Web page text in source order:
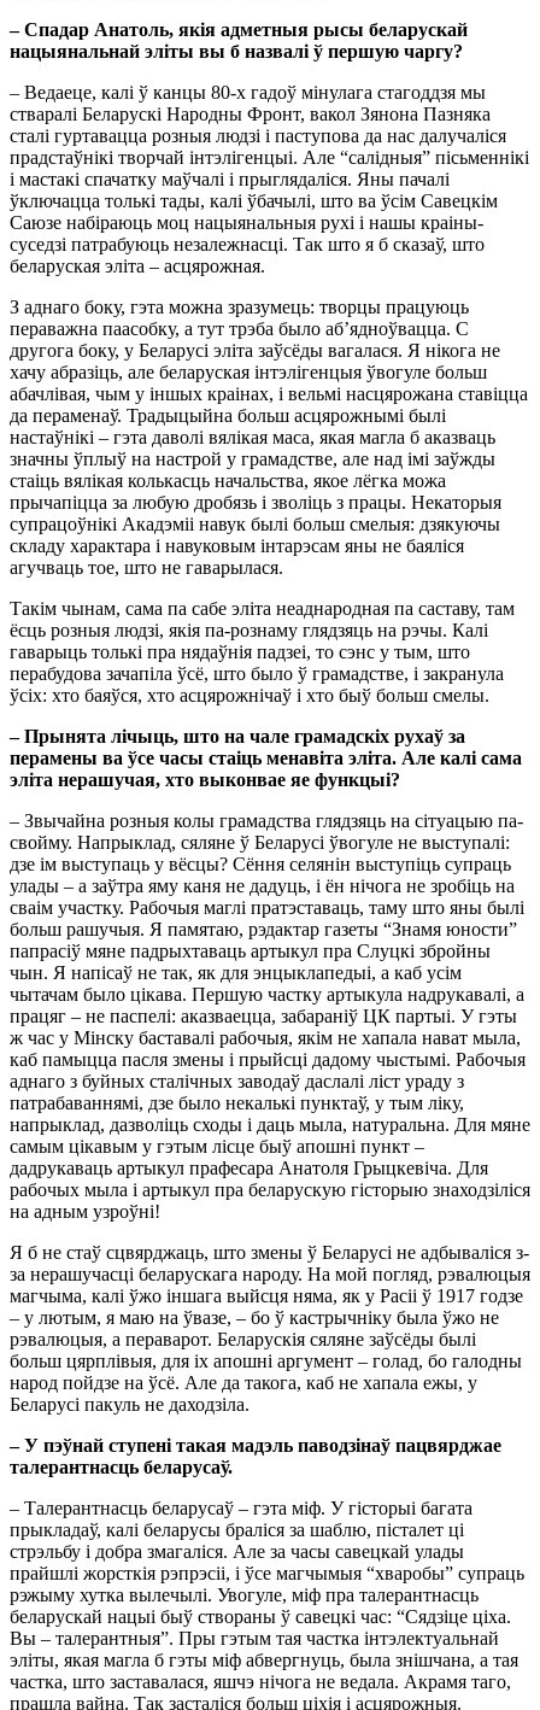
– Спадар Анатоль, якія адметныя рысы беларускай
нацыянальнай эліты вы б назвалі ў першую чаргу?
– Ведаеце, калі ў канцы 80-х гадоў мінулага стагоддзя мы
стваралі Беларускі Народны Фронт, вакол Зянона Пазняка
сталі гуртавацца розныя людзі і паступова да нас далучаліся
прадстаўнікі творчай інтэлігенцыі. Але “салідныя” пісьменнікі
і мастакі спачатку маўчалі і прыглядаліся. Яны пачалі
ўключацца толькі тады, калі ўбачылі, што ва ўсім Савецкім
Саюзе набіраюць моц нацыянальныя рухі і нашы краіны-
суседзі патрабуюць незалежнасці. Так што я б сказаў, што
беларуская эліта – асцярожная.
З аднаго боку, гэта можна зразумець: творцы працуюць
пераважна паасобку, а тут трэба было аб’ядноўвацца. С
другога боку, у Беларусі эліта заўсёды вагалася. Я нікога не
хачу абразіць, але беларуская інтэлігенцыя ўвогуле больш
абачлівая, чым у іншых краінах, і вельмі насцярожана ставіцца
да пераменаў. Традыцыйна больш асцярожнымі былі
настаўнікі – гэта даволі вялікая маса, якая магла б аказваць
значны ўплыў на настрой у грамадстве, але над імі заўжды
стаіць вялікая колькасць начальства, якое лёгка можа
прычапіцца за любую дробязь і зволіць з працы. Некаторыя
супрацоўнікі Акадэміі навук былі больш смелыя: дзякуючы
складу характара і навуковым інтарэсам яны не баяліся
агучваць тое, што не гаварылася.
Такім чынам, сама па сабе эліта неаднародная па саставу, там
ёсць розныя людзі, якія па-рознаму глядзяць на рэчы. Калі
гаварыць толькі пра нядаўнія падзеі, то сэнс у тым, што
перабудова зачапіла ўсё, што было ў грамадстве, і закранула
ўсіх: хто баяўся, хто асцярожнічаў і хто быў больш смелы.
– Прынята лічыць, што на чале грамадскіх рухаў за
перамены ва ўсе часы стаіць менавіта эліта. Але калі сама
эліта нерашучая, хто выконвае яе функцыі?
– Звычайна розныя колы грамадства глядзяць на сітуацыю па-
свойму. Напрыклад, сяляне ў Беларусі ўвогуле не выступалі:
дзе ім выступаць у вёсцы? Сёння селянін выступіць супраць
улады – а заўтра яму каня не дадуць, і ён нічога не зробіць на
сваім участку. Рабочыя маглі пратэставаць, таму што яны былі
больш рашучыя. Я памятаю, рэдактар газеты “Знамя юности”
папрасіў мяне падрыхтаваць артыкул пра Слуцкі збройны
чын. Я напісаў не так, як для энцыклапедыі, а каб усім
чытачам было цікава. Першую частку артыкула надрукавалі, а
працяг – не паспелі: аказваецца, забараніў ЦК партыі. У гэты
ж час у Мінску баставалі рабочыя, якім не хапала нават мыла,
каб памыцца пасля змены і прыйсці дадому чыстымі. Рабочыя
аднаго з буйных сталічных заводаў даслалі ліст ураду з
патрабаваннямі, дзе было некалькі пунктаў, у тым ліку,
напрыклад, дазволіць сходы і даць мыла, натуральна. Для мяне
самым цікавым у гэтым лісце быў апошні пункт –
дадрукаваць артыкул прафесара Анатоля Грыцкевіча. Для
рабочых мыла і артыкул пра беларускую гісторыю знаходзіліся
на адным узроўні!
Я б не стаў сцвярджаць, што змены ў Беларусі не адбываліся з-
за нерашучасці беларускага народу. На мой погляд, рэвалюцыя
магчыма, калі ўжо іншага выйсця няма, як у Расіі ў 1917 годзе
– у лютым, я маю на ўвазе, – бо ў кастрычніку была ўжо не
рэвалюцыя, а пераварот. Беларускія сяляне заўсёды былі
больш цярплівыя, для іх апошні аргумент – голад, бо галодны
народ пойдзе на ўсё. Але да такога, каб не хапала ежы, у
Беларусі пакуль не даходзіла.
– У пэўнай ступені такая мадэль паводзінаў пацвярджае
талерантнасць беларусаў.
– Талерантнасць беларусаў – гэта міф. У гісторыі багата
прыкладаў, калі беларусы браліся за шаблю, пісталет ці
стрэльбу і добра змагаліся. Але за часы савецкай улады
прайшлі жорсткія рэпрэсіі, і ўсе магчымыя “хваробы” супраць
рэжыму хутка вылечылі. Увогуле, міф пра талерантнасць
беларускай нацыі быў створаны ў савецкі час: “Сядзіце ціха.
Вы – талерантныя”. Пры гэтым тая частка інтэлектуальнай
эліты, якая магла б гэты міф абвергнуць, была знішчана, а тая
частка, што заставалася, яшчэ нічога не ведала. Акрамя таго,
прашла вайна. Так засталіся больш ціхія і асцярожныя.